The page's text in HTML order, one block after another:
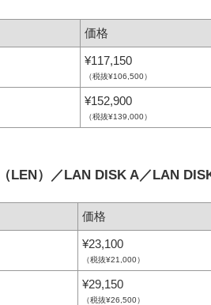
価格
¥117,150
（税抜¥106,500）
¥152,900
（税抜¥139,000）
LEN）／LAN DISK A／LAN
価格
¥23,100
（税抜¥21,000）
¥29,150
（税抜¥26,500）